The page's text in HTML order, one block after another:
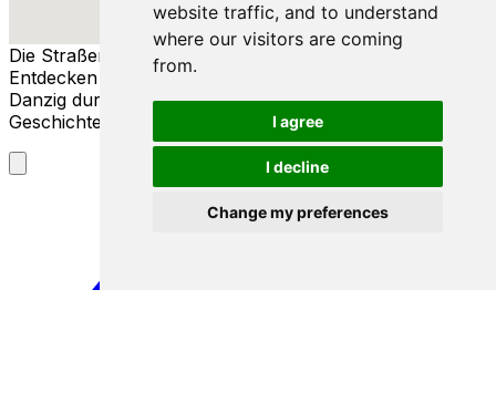
website traffic, and to understand
where our visitors are coming
from.
I agree
I decline
Change my preferences
Die Straßen von Danzig
Entdecken Sie die reiche Geschichte und Kultur von
Danzig durch seine Straßen, Menschen und
Geschichten.